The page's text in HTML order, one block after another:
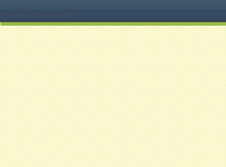
Donnerstag, 06. August 2026